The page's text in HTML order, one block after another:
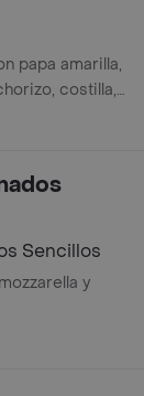
papa amarilla,
costilla,
de
Sencillos
y